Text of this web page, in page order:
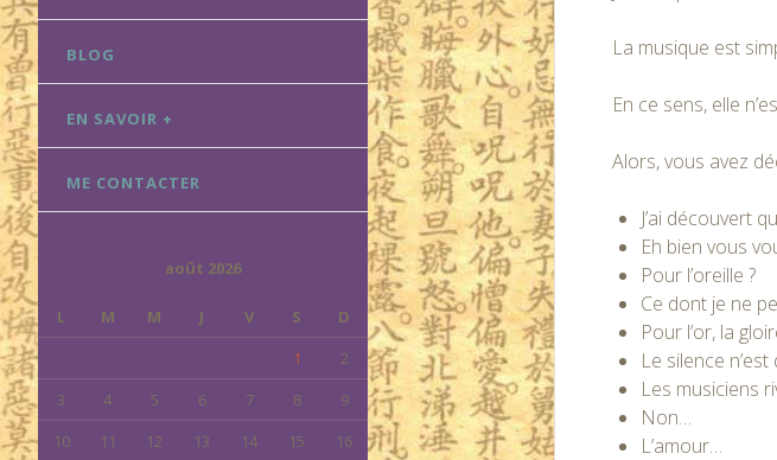
BLOG
EN SAVOIR +
ME CONTACTER
août 2026
L M M J V S
D
1
2
3
4 5 6 7 8
9
10
11 12 13 14 15
16
La musique est
En ce sens, elle
Alors, vous avez
J’ai découvert
Eh bien vous
Pour l’oreille ?
Ce dont je ne
Pour l’or, la
Le silence
Les musiciens
Non…
L’amour…